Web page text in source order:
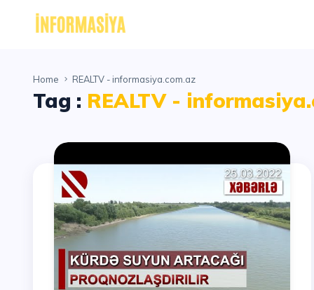
Home REALTV - informasiya.com.az
Tag : REALTV -